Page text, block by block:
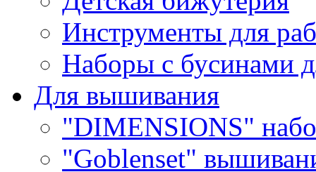
Инструменты для
Наборы с бусинами
Для вышивания
"DIMENSIONS"
"Goblenset"